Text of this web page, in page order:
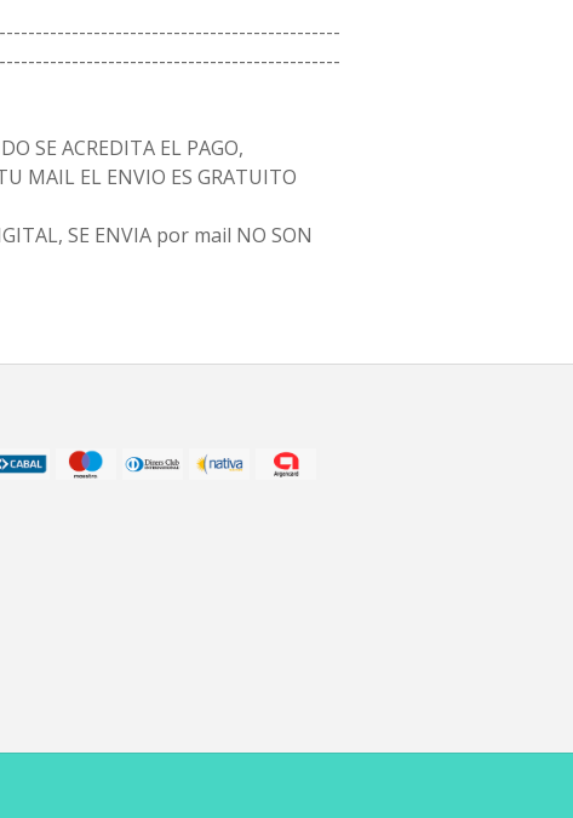
SE ACREDITA EL PAGO,
MAIL EL ENVIO ES GRATUITO
SE ENVIA por mail NO SON